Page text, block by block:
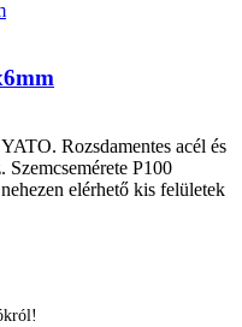
Rozsdamentes acél és
Szemcsemérete P100
elérhető kis felületek